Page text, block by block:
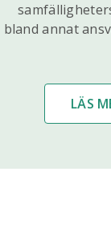
bland annat
LÄS